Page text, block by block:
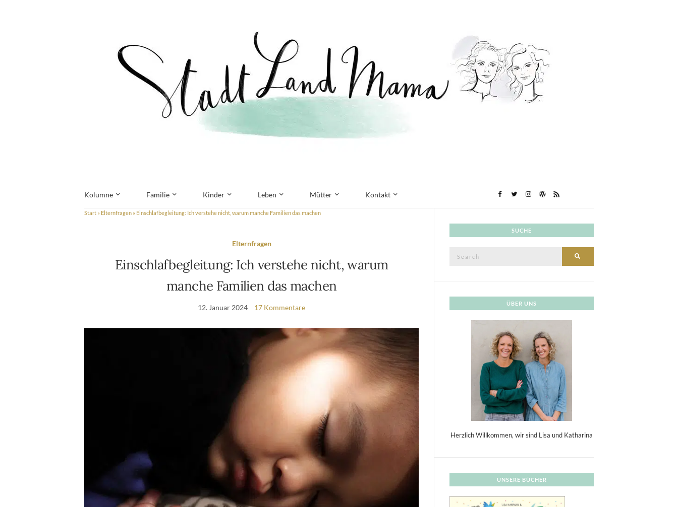
Kolumne Familie Kinder Leben Mütter Kontakt
Start » Elternfragen » Einschlafbegleitung: Ich verstehe nicht, warum manche Familien das machen
Elternfragen
Einschlafbegleitung: Ich verstehe nicht, warum
manche Familien das machen
12. Januar 2024 17 Kommentare
SUCHE
ÜBER UNS
Herzlich Willkommen, wir sind Lisa und Katharina
UNSERE BÜCHER